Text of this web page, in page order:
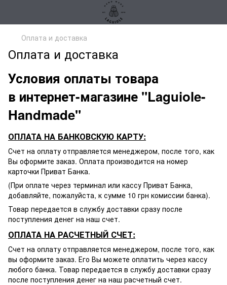
Оплата и доставка
Оплата и доставка
Условия оплаты товара
в интернет-магазине "Laguiole-
Handmade"
ОПЛАТА НА БАНКОВСКУЮ КАРТУ:
Счет на оплату отправляется менеджером, после того, как
Вы оформите заказ. Оплата производится на номер
карточки Приват Банка.
(При оплате через терминал или кассу Приват Банка,
добавляйте, пожалуйста, к сумме 10 грн комиссии банка).
Товар передается в службу доставки сразу после
поступления денег на наш счет.
ОПЛАТА НА РАСЧЕТНЫЙ СЧЕТ:
Счет на оплату отправляется менеджером, после того, как
вы оформите заказ. Его Вы можете оплатить через кассу
любого банка. Товар передается в службу доставки сразу
после поступления денег на наш расчетный счет.